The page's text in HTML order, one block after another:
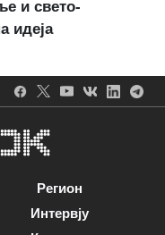
и свето-
идеја
Регион
Интервју